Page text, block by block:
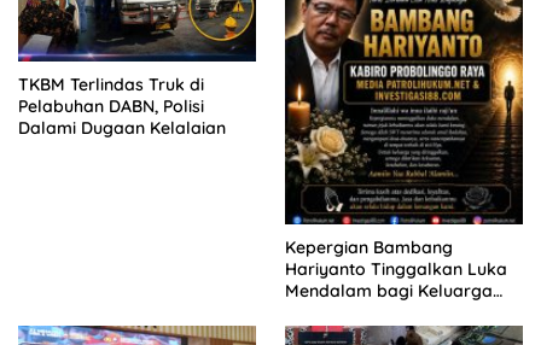
TKBM Terlindas Truk di
Pelabuhan DABN, Polisi
Dalami Dugaan Kelalaian
Kepergian Bambang
Hariyanto Tinggalkan Luka
Mendalam bagi Keluarga